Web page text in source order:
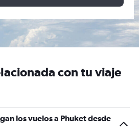
con tu viaje
los vuelos a Phuket desde